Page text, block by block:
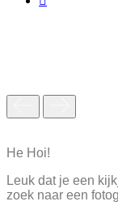
He Hoi!
Leuk dat je een
zoek naar een